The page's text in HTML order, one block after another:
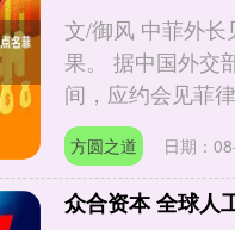
文/御风 中菲外
果。 据中国外交
间，应约会见菲
方圆之道 日期：
众合资本 全球人